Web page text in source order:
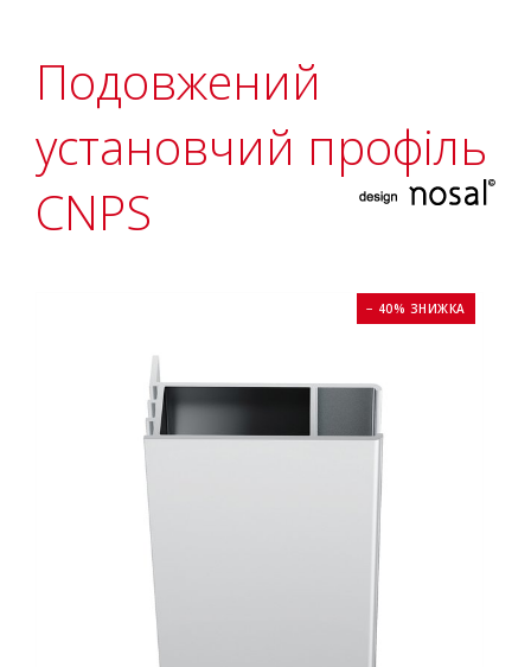
Подовжений
установчий профіль
CNPS
− 40% ЗНИЖКА